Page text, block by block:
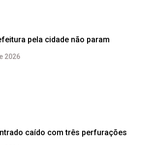
pela cidade não param
2026
caído com três perfurações